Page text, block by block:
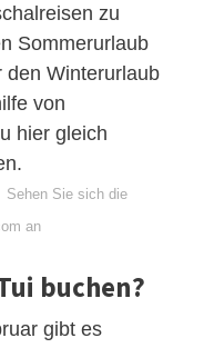
zu
Sommerurlaub
den Winterurlaub
von
hier gleich
Sehen Sie sich die
an
buchen?
gibt es